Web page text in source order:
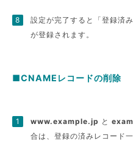
設定が完了すると「登録済
が登録されます。
■CNAMEレコードの削除
www.example.jp と
合は、登録の済みレコード